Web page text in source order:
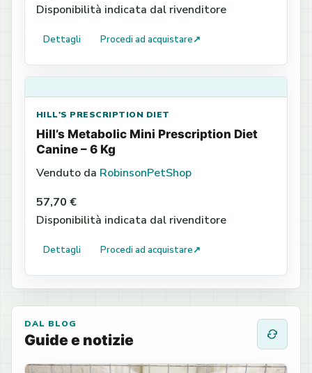
Disponibilità indicata dal rivenditore
Dettagli Procedi ad acquistare↗
HILL'S PRESCRIPTION DIET
Hill’s Metabolic Mini Prescription Diet
Canine – 6 Kg
Venduto da RobinsonPetShop
57,70 €
Disponibilità indicata dal rivenditore
Dettagli Procedi ad acquistare↗
DAL BLOG
Guide e notizie